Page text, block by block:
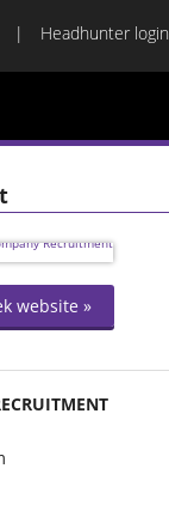
Headhunter login
website »